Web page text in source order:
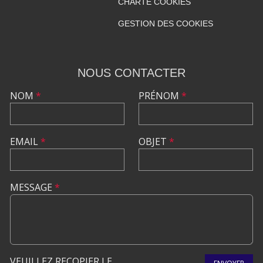
GESTION DES COOKIES
NOUS CONTACTER
NOM *
EMAIL*
PRÉNOM *
OBJET *
MESSAGE *